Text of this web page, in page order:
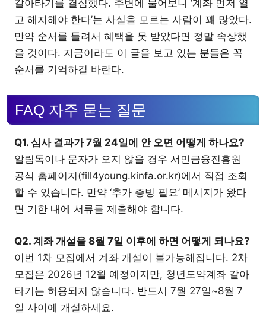
갈아타기를 결심했다. 주변에 물어보니 ‘계좌 먼저 열
고 해지해야 한다’는 사실을 모르는 사람이 꽤 많았다.
만약 순서를 틀려서 혜택을 못 받았다면 정말 속상했
을 것이다. 지금이라도 이 글을 보고 있는 분들은 꼭
순서를 기억하길 바란다.
FAQ 자주 묻는 질문
Q1. 심사 결과가 7월 24일에 안 오면 어떻게 하나요?
알림톡이나 문자가 오지 않을 경우 서민금융진흥원
공식 홈페이지(fill4young.kinfa.or.kr)에서 직접 조회
할 수 있습니다. 만약 ‘추가 증빙 필요’ 메시지가 왔다
면 기한 내에 서류를 제출해야 합니다.
Q2. 계좌 개설을 8월 7일 이후에 하면 어떻게 되나요?
이번 1차 모집에서 계좌 개설이 불가능해집니다. 2차
모집은 2026년 12월 예정이지만, 청년도약계좌 갈아
타기는 허용되지 않습니다. 반드시 7월 27일~8월 7
일 사이에 개설하세요.